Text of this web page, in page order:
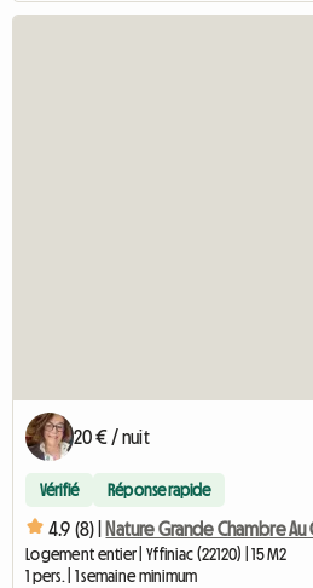
20 € / nuit
Vérifié Réponse rapide
4.9 (8) | Nature Grande Chambre Au
Logement entier | Yffiniac (22120) | 15 M2
1 pers. | 1 semaine minimum